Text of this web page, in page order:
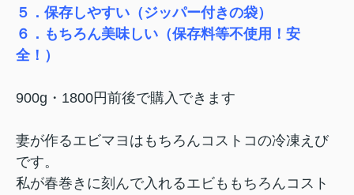
５．保存しやすい（ジッパー付きの袋）
６．もちろん美味しい（保存料等不使用！安
全！）
900g・1800円前後で購入できます
妻が作るエビマヨはもちろんコストコの冷凍えび
です。
私が春巻きに刻んで入れるエビももちろんコスト